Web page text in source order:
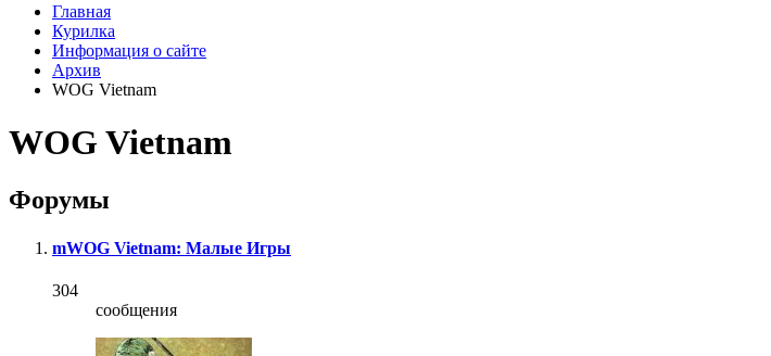
Главная
Курилка
Информация о сайте
Архив
WOG Vietnam
WOG Vietnam
Форумы
mWOG Vietnam: Малые Игры
304
сообщения